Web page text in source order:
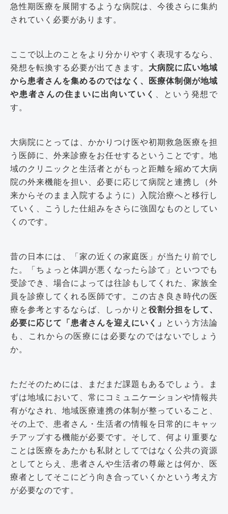
急性期医療を展開するような病院は、今後さらに集約
されていく必要があります。
ここで以上のことをより分かりやすく表現するなら、
発想を転換する必要が出てきます。 大病院に広い地域
から患者さんを集めるのではなく、医療体制側が地域
や患者さんの住まいに出向いていく
、という発想で
す。
大病院にとっては、かかりつけ医や初期救急医療を担
う医師に、外来診療をお任せするということです。地
域のクリニックと生活者とがもっと距離を縮めて大病
院の外来機能を担い、必要に応じて病院と連携し（外
来からそのまま入院するように）入院治療へと移行し
ていく、こうした仕組みをさらに強固なものとしてい
くのです。
昔の日本には、「家の近くの家庭医」が当たり前でし
た。「ちょっと体調が悪くなったら診て」といつでも
受診でき、場合によっては往診もしてくれた、家族全
員を診療してくれる医師です。この古き良き時代の医
療を参考とするならば、しっかりと役割分担をして、
必要に応じて「患者さんを迎えにいく」 という方法論
も、これからの医療には必要なのではないでしょう
か。
ただそのためには、まだまだ課題もあるでしょう。ま
ずは地域において、常にコミュニケーションや情報共
有がなされ、地域医療連携の体制が整っていること、
その上で、患者さん・生活者の情報を日常的にキャッ
チアップする機能が必要です。そして、何より重要な
ことは医療をあたかも私財としてではなく公共の資源
としてとらえ、患者さんや生活者の尊厳とは何か、医
療者としてそこにどう向き合っていくかという考え方
が必要なのです。